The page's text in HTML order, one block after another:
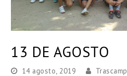
13 DE AGOSTO
14 agosto, 2019